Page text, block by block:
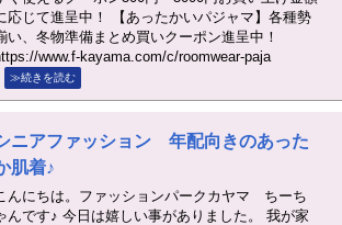
応じて進呈中！ 【あったかいパジャマ】各種勢
い、冬物準備まとめ買いクーポン進呈中！
www.f-kayama.com/c/roomwear-paja
≫続きを読む
ニアファッション 年配向きのあった
肌着♪
んにちは。ファッションパークカヤマ ちーち
んです♪ 今日は嬉しい事がありました。 我が家